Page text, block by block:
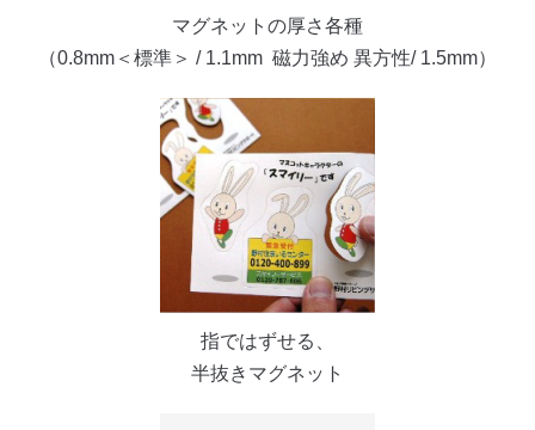
マグネットの厚さ各種
（0.8mm＜標準＞ / 1.1mm 磁力強め 異方性/ 1.5mm）
指ではずせる、
半抜きマグネット